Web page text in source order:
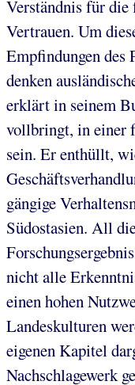
Verständnis für
Vertrauen. Um
Empfindungen des
denken
erklärt in seinem
vollbringt, in einer
sein. Er enthüllt,
gängige
Südostasien. All
nicht alle
einen hohen
Landeskulturen
eigenen Kapitel
Nachschlagewerk